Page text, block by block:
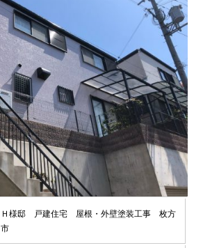
Ｈ様邸 戸建住宅 屋根・外壁塗装工事 枚方
市